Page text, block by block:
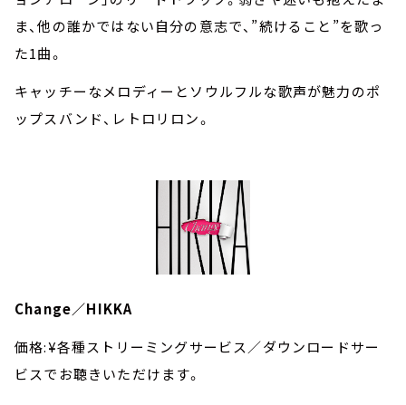
ま、他の誰かではない自分の意志で、”続けること”を歌っ
た1曲。
キャッチーなメロディーとソウルフルな歌声が魅力のポ
ップスバンド、レトロリロン。
Change／HIKKA
価格:¥各種ストリーミングサービス／ダウンロードサー
ビスでお聴きいただけます。